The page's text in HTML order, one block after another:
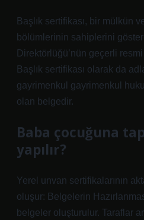
Başlık sertifikası, bir mülkün
bölümlerinin sahiplerini
Direktörlüğü’nün geçerli
Başlık sertifikası olarak da
gayrimenkul gayrimenkul
olan belgedir.
Baba çocuğuna
yapılır?
Yerel unvan sertifikalarının
oluşur: Belgelerin
belgeler oluşturulur. Taraflar